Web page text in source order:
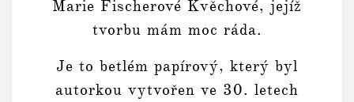
Marie Fischerové Kvěchové, jejíž
tvorbu mám moc ráda.
Je to betlém papírový, který byl
autorkou vytvořen ve 30. letech